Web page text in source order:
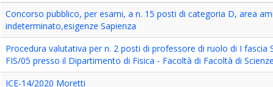
Concorso pubblico, per esami, a n. 15 posti di categoria D, area
indeterminato,esigenze Sapienza
Procedura valutativa per n. 2 posti di professore di ruolo di I fascia
FIS/05 presso il Dipartimento di Fisica - Facoltà di Facoltà di
ICE-14/2020 Moretti